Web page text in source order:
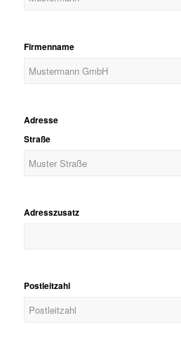
Firmenname
Adresse
Straße
Adresszusatz
Postleitzahl